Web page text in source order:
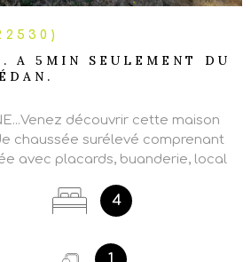
A 5MIN SEULEMENT DU
découvrir cette maison
chaussée surélevé comprenant
avec placards, buanderie, local
séjour ouvert sur une cuisine
deux chambres, une salle de
un bureau, une salle de
4
1